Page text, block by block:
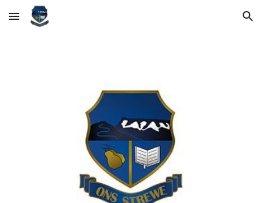
Skip to main content Skip to navigation